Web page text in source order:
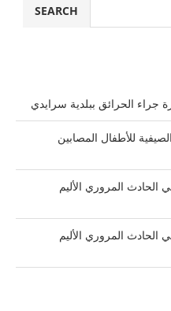
SEARCH
جراء الحرائق ببلدية سرايدي
للأطفال المصابين
الحادث المروري الأليم
الحادث المروري الأليم